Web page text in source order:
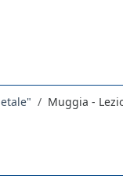
Muggia -